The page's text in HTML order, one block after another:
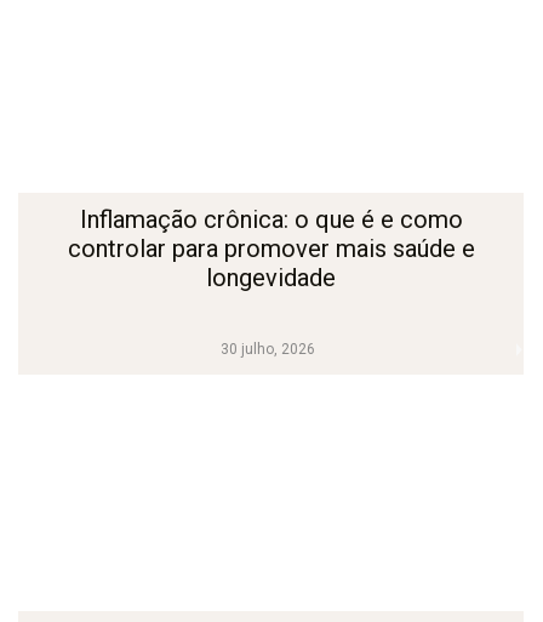
30 julho, 2026
Inflamação crônica: o que é e como
controlar para promover mais saúde e
longevidade